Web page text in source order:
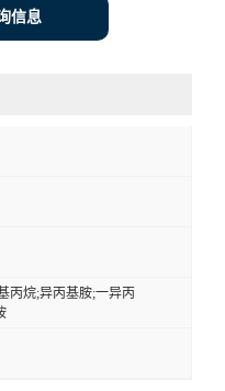
信息
丙烷;异丙基胺;一异丙